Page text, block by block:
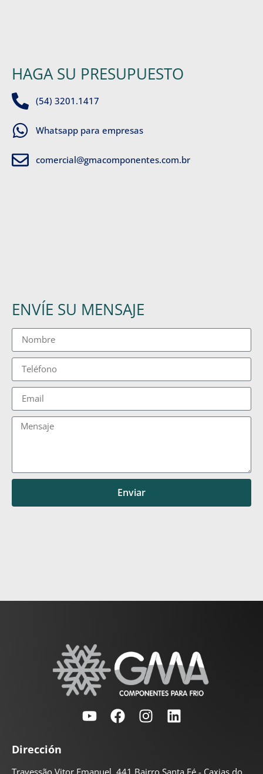
HAGA SU PRESUPUESTO
(54) 3201.1417
Whatsapp para empresas
comercial@gmacomponentes.com.br
ENVÍE SU MENSAJE
Enviar
Dirección
Travessão Vitor Emanuel, 441 Bairro Santa Fé - Caxias do